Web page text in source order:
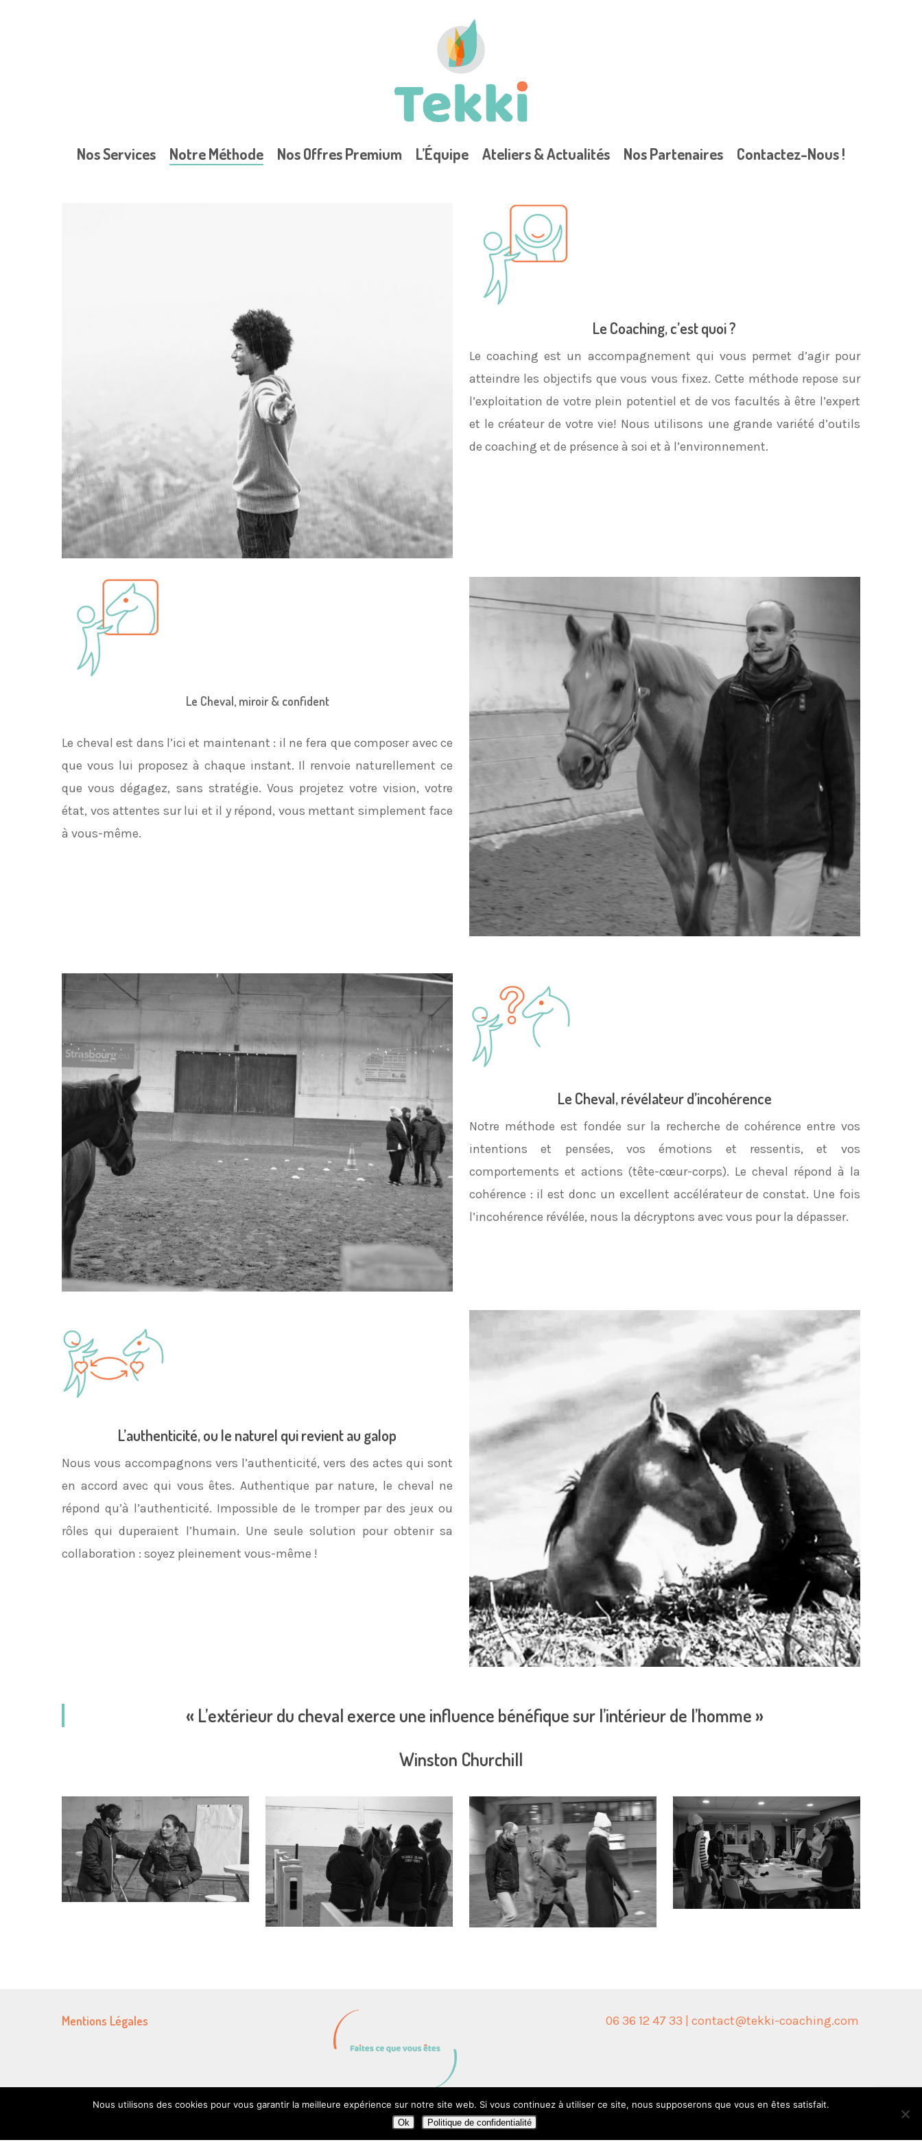
Nos Services Notre Méthode Nos Offres Premium L’Équipe Ateliers & Actualités Nos Partenaires Contactez-Nous !
Le Coaching, c’est quoi ?
Le coaching est un accompagnement qui vous permet d’agir pour
atteindre les objectifs que vous vous fixez. Cette méthode repose sur
l’exploitation de votre plein potentiel et de vos facultés à être l’expert
et le créateur de votre vie! Nous utilisons une grande variété d’outils
de coaching et de présence à soi et à l’environnement.
Le Cheval, miroir & confident
Le cheval est dans l’ici et maintenant : il ne fera que composer avec ce
que vous lui proposez à chaque instant. Il renvoie naturellement ce
que vous dégagez, sans stratégie. Vous projetez votre vision, votre
état, vos attentes sur lui et il y répond, vous mettant simplement face
à vous-même.
Le Cheval, révélateur d’incohérence
Notre méthode est fondée sur la recherche de cohérence entre vos
intentions et pensées, vos émotions et ressentis, et vos
comportements et actions (tête-cœur-corps). Le cheval répond à la
cohérence : il est donc un excellent accélérateur de constat. Une fois
l’incohérence révélée, nous la décryptons avec vous pour la dépasser.
L’authenticité, ou le naturel qui revient au galop
Nous vous accompagnons vers l’authenticité, vers des actes qui sont
en accord avec qui vous êtes. Authentique par nature, le cheval ne
répond qu’à l’authenticité. Impossible de le tromper par des jeux ou
rôles qui duperaient l’humain. Une seule solution pour obtenir sa
collaboration : soyez pleinement vous-même !
« L’extérieur du cheval exerce une influence bénéfique sur l’intérieur de l’homme »
Winston Churchill
Mentions Légales 06 36 12 47 33 | contact@tekki-coaching.com
Nous utilisons des cookies pour vous garantir la meilleure expérience sur notre site web. Si vous continuez à utiliser ce site, nous supposerons que vous en êtes satisfait.
Ok Politique de confidentialité